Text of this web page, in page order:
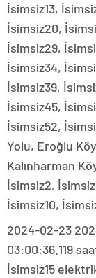
İsimsiz13,
İsimsiz20,
İsimsiz29,
İsimsiz34,
İsimsiz39,
İsimsiz45,
İsimsiz52,
Yolu, Eroğlu
Kalınharman
İsimsiz2,
İsimsiz10,
2024-02-23
03:00:36.119
İsimsiz15